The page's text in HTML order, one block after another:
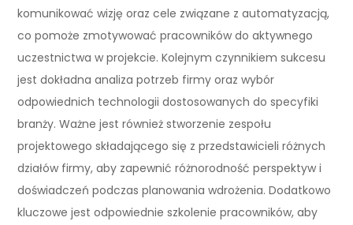
komunikować wizję oraz cele związane z automatyzacją,
co pomoże zmotywować pracowników do aktywnego
uczestnictwa w projekcie. Kolejnym czynnikiem sukcesu
jest dokładna analiza potrzeb firmy oraz wybór
odpowiednich technologii dostosowanych do specyfiki
branży. Ważne jest również stworzenie zespołu
projektowego składającego się z przedstawicieli różnych
działów firmy, aby zapewnić różnorodność perspektyw i
doświadczeń podczas planowania wdrożenia. Dodatkowo
kluczowe jest odpowiednie szkolenie pracowników, aby